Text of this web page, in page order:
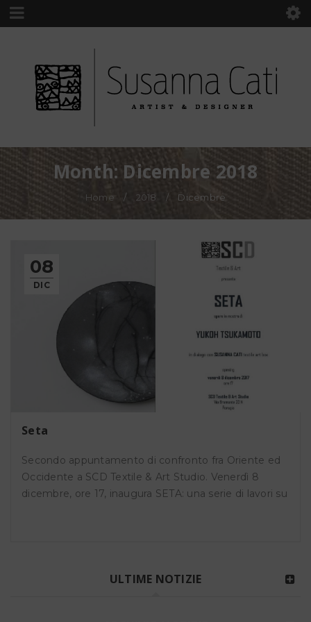
Month: Dicembre 2018
Home / 2018 / Dicembre
08
DIC
Seta
Secondo appuntamento di confronto fra Oriente ed
Occidente a SCD Textile & Art Studio. Venerdì 8
dicembre, ore 17, inaugura SETA: una serie di lavori su
ULTIME NOTIZIE